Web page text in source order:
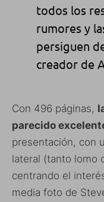
todos los
rumores y
persiguen
creador de
Con 496 páginas,
parecido
presentación, con
lateral (tanto lomo
centrando el
media foto de